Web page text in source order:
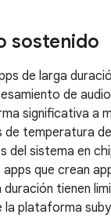
sostenido
de larga
de
significativa a
de temperatura
del sistema en
que crean
tienen
la plataforma